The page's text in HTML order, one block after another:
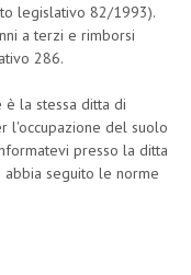
legislativo 82/1993).
a terzi e rimborsi
286.
la stessa ditta di
l'occupazione del suolo
presso la ditta
abbia seguito le norme